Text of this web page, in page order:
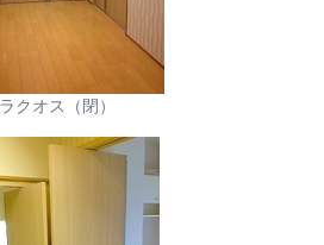
ラクオス（閉）